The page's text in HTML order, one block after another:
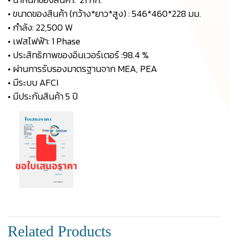
• ขนาดของสินค้า (กว้าง*ยาว*สูง) : 546*460*228 มม.
• กำลัง: 22,500 W
• เฟสไฟฟ้า: 1 Phase
• ประสิทธิภาพของอินเวอร์เตอร์ :98.4 %
• ผ่านการรับรองมาตรฐานจาก MEA, PEA
• มีระบบ AFCI
• มีประกันสินค้า 5 ปี
Related Products